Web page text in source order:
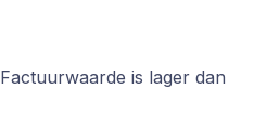
Factuurwaarde is lager dan